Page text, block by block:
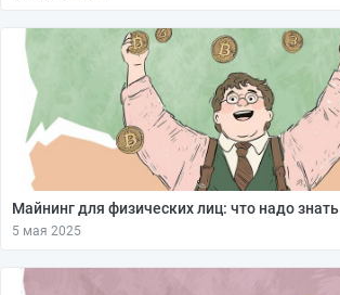
Майнинг для физических лиц: что надо знать
5 мая 2025